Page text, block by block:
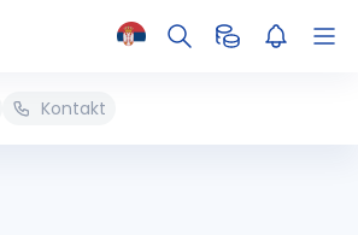
Kontakt